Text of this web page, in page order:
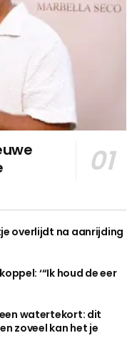
overlijdt na aanrijding
‘“Ik houd de eer
watertekort: dit
zoveel kan het je